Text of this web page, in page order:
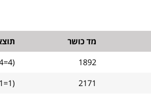
מד כושר
1892
2171